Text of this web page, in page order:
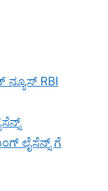
ನ್ಯೂಸ್ RBI
ಲೈಸೆನ್ಸ್ ಗೆ